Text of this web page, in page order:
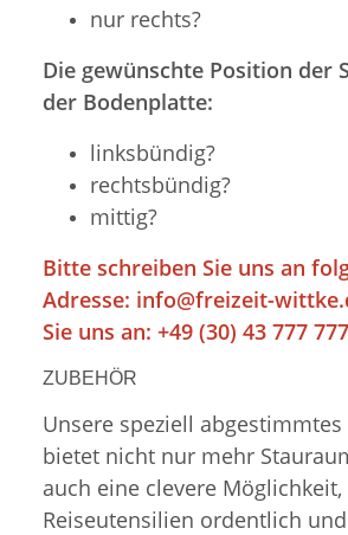
nur rechts?
Die gewünschte Position der
der Bodenplatte:
linksbündig?
rechtsbündig?
mittig?
Bitte schreiben Sie uns an
Adresse: info@freizeit-
Sie uns an: +49 (30) 43 777
ZUBEHÖR
Unsere speziell
bietet nicht nur mehr
auch eine clevere
Reiseutensilien ordentlich